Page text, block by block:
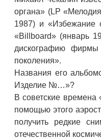
органа» (LP
1987) и «Избежание
«Billboard» (январь
дискографию фирмы
поколения».
Названия его
Изделие №…»?
В советские
помощью этого
получить редкие
отечественной